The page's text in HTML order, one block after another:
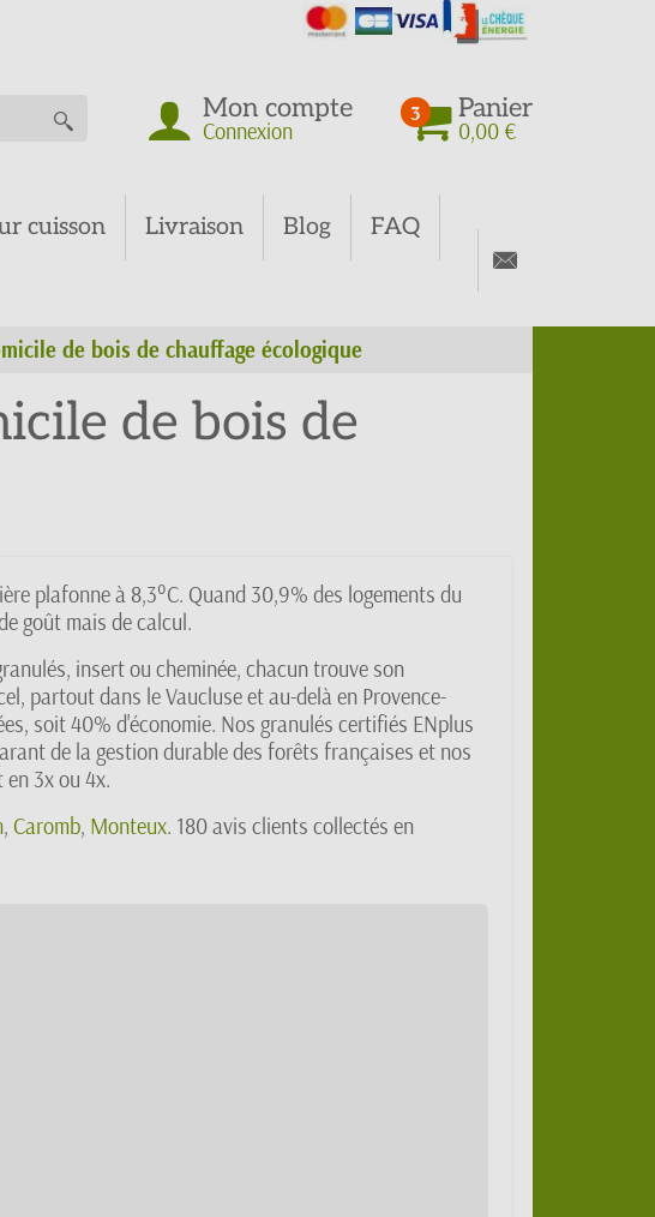
Mon compte
Connexion
3 Panier
0,00 €
cuisson Livraison Blog FAQ
de bois de chauffage écologique
de bois de
plafonne à 8,3°C. Quand 30,9% des logements du
goût mais de calcul.
insert ou cheminée, chacun trouve son
partout dans le Vaucluse et au-delà en Provence-
soit 40% d'économie. Nos granulés certifiés ENplus
de la gestion durable des forêts françaises et nos
3x ou 4x.
, Caromb, Monteux. 180 avis clients collectés en